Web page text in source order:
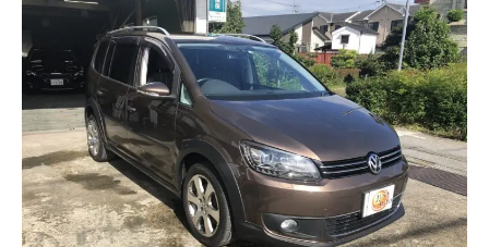
沿革
クロちゃんの独り言
入庫情報